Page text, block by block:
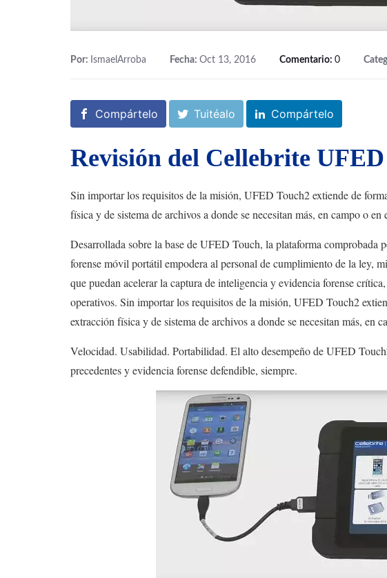
Por: IsmaelArroba Fecha: Oct 13, 2016 Comentario: 0
Compártelo Tuitéalo Compártelo
Revisión del Cellebrite
Sin importar los requisitos de la misión, UFED Touch2 extiende de
física y de sistema de archivos a donde se necesitan más, en campo o en
Desarrollada sobre la base de UFED Touch, la plataforma comprobada
forense móvil portátil empodera al personal de cumplimiento de la ley,
que puedan acelerar la captura de inteligencia y evidencia forense
operativos. Sin importar los requisitos de la misión, UFED Touch2
extracción física y de sistema de archivos a donde se necesitan más, en
Velocidad. Usabilidad. Portabilidad. El alto desempeño de UFED
precedentes y evidencia forense defendible, siempre.